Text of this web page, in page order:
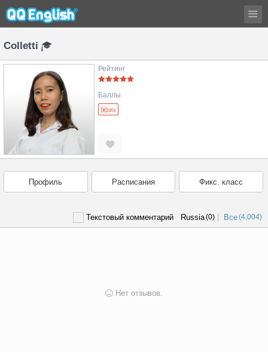
Colletti
Рейтинг
Баллы
90pts
Профиль Расписания Фикс. класс
Текстовый комментарий Russia(0) Все(4,004)
Нет отзывов.